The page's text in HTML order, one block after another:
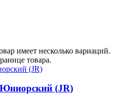
имеет несколько вариаций.
товара.
(JR)